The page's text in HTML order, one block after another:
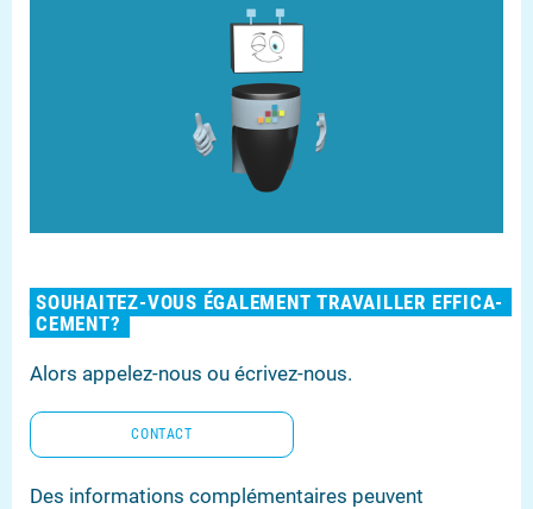
SOUHAITEZ-​VOUS ÉGALEMENT TRA­VAIL­LER EF­FI­CA­
CE­MENT?
Alors appelez-​nous ou écrivez-​nous.
CONTACT
Des in­for­ma­ti­ons complémentaires peuvent